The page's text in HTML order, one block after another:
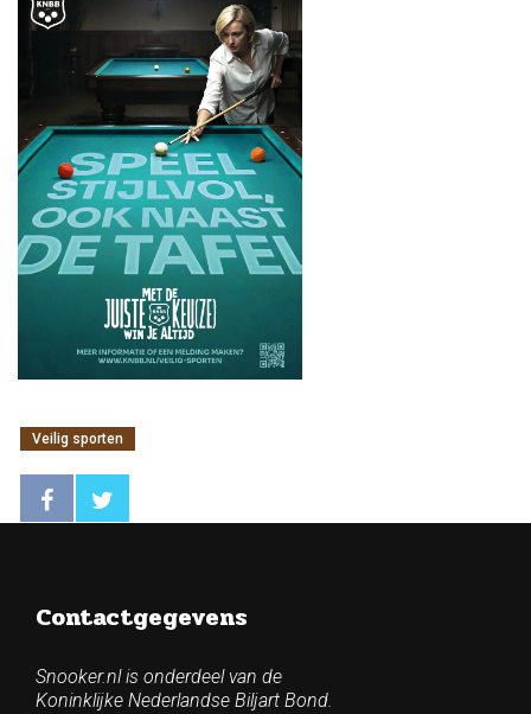
Veilig sporten
Contactgegevens
Snooker.nl is onderdeel van de
Koninklijke Nederlandse Biljart Bond.